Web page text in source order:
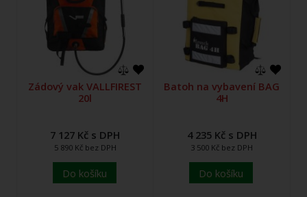
Zádový vak VALLFIREST
20l
7 127 Kč s DPH
5 890 Kč bez DPH
Do košíku
Batoh na vybavení BAG
4H
4 235 Kč s DPH
3 500 Kč bez DPH
Do košíku